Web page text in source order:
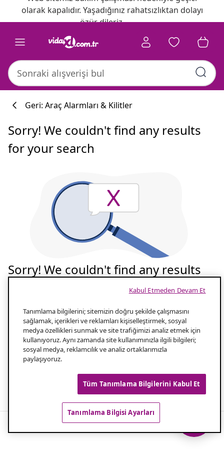
olarak kapalıdır. Yaşadığınız rahatsızlıktan dolayı
özür dileriz.
Geri: Araç Alarmları & Kilitler
Sorry! We couldn't find any results
for your search
Sorry! We couldn't find any results
Tekrar deneyelim
1.0 Aramanızın yazılışını kontrol edin
2.0 Aramanız için daha az kelime kullanın
Popüler aramalar
Tanımlama bilgilerini; sitemizin doğru şekilde çalışmasını
sağlamak, içerikleri ve reklamları kişiselleştirmek, sosyal
medya özellikleri sunmak ve site trafiğimizi analiz etmek için
kullanıyoruz. Aynı zamanda site kullanımınızla ilgili bilgileri;
sosyal medya, reklamcılık ve analiz ortaklarımızla
paylaşıyoruz.
Tüm Tanımlama Bilgilerini Kabul Et
Tanımlama Bilgisi Ayarları
Kabul Etmeden Devam Et